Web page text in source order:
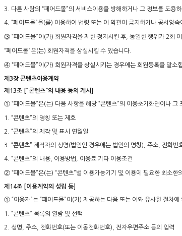
3. 다른 사람의 “페어드몰”의 서비스이용을 방해하거나 그 정보를 도용
4. “페어드몰”을(를) 이용하여 법령 또는 이 약관이 금지하거나 공서양
③ “페어드몰”이(가) 회원자격을 제한·정지시킨 후, 동일한 행위가 2회
“페어드몰”은(는) 회원자격을 상실시킬 수 있습니다.
④ “페어드몰”이(가) 회원자격을 상실시키는 경우에는 회원등록을 말소
제3장 콘텐츠이용계약
제13조 [“콘텐츠”의 내용 등의 게시]
① “페어드몰”은(는) 다음 사항을 해당 “콘텐츠”의 이용초기화면이나 그
1. “콘텐츠”의 명칭 또는 제호
2. “콘텐츠”의 제작 및 표시 연월일
3. “콘텐츠” 제작자의 성명(법인인 경우에는 법인의 명칭), 주소, 전화번
4. “콘텐츠”의 내용, 이용방법, 이용료 기타 이용조건
② “페어드몰”은(는) “콘텐츠”별 이용가능기기 및 이용에 필요한 최소한
제14조 [이용계약의 성립 등]
① “이용자”는 “페어드몰”이(가) 제공하는 다음 또는 이와 유사한 절차
1. “콘텐츠” 목록의 열람 및 선택
2. 성명, 주소, 전화번호(또는 이동전화번호), 전자우편주소 등의 입력